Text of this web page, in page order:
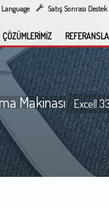
Language Satış Sonrası Destek
ÇÖZÜMLERİMİZ
Makinası Excell